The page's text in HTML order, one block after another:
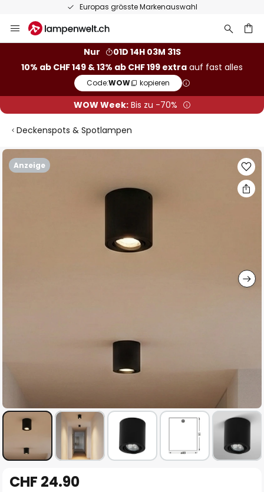
Europas grösste Markenauswahl
Inhalt
Nur
01D 14H 03M 31S
10% ab CHF 149 & 13% ab CHF 199 extra auf fast alles
Code:WOW kopieren
WOW Week:Bis zu -70%
Deckenspots & Spotlampen
Anzeige
Zum
Ende
Anfang
CHF 24.90